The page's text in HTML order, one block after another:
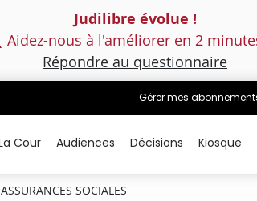
Judilibre évolue !
Aidez-nous à l'améliorer en 2
Répondre au questionnaire
Gérer mes
Cour Audiences Décisions Kiosque
SOCIALES